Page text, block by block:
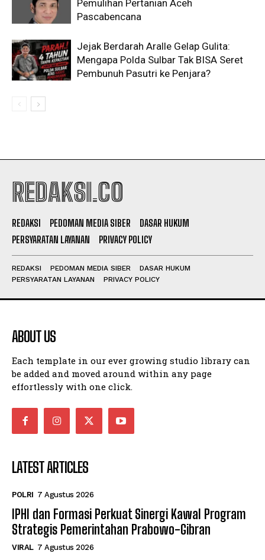
Pemulihan Pertanian Aceh
Pascabencana
Jejak Berdarah Aralle Gelap Gulita:
Mengapa Polda Sulbar Tak BISA Seret
Pembunuh Pasutri ke Penjara?
REDAKSI.CO
REDAKSI PEDOMAN MEDIA SIBER
DASAR HUKUM
PERSYARATAN LAYANAN
PRIVACY POLICY
REDAKSI PEDOMAN MEDIA SIBER
DASAR HUKUM
PERSYARATAN LAYANAN
PRIVACY POLICY
ABOUT US
Each template in our ever growing studio library can
be added and moved around within any page
effortlessly with one click.
LATEST ARTICLES
POLRI 7 Agustus 2026
IPHI dan Formasi Perkuat Sinergi Kawal Program
Strategis Pemerintahan Prabowo-Gibran
VIRAL 7 Agustus 2026